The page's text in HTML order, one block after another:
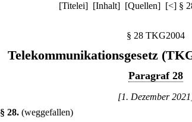
[Titelei] [Inhalt] [Quellen] [<] §
§ 28 TKG2004
Telekommunikationsgesetz
Paragraf 28
[1. Dezember
§ 28. (weggefallen)